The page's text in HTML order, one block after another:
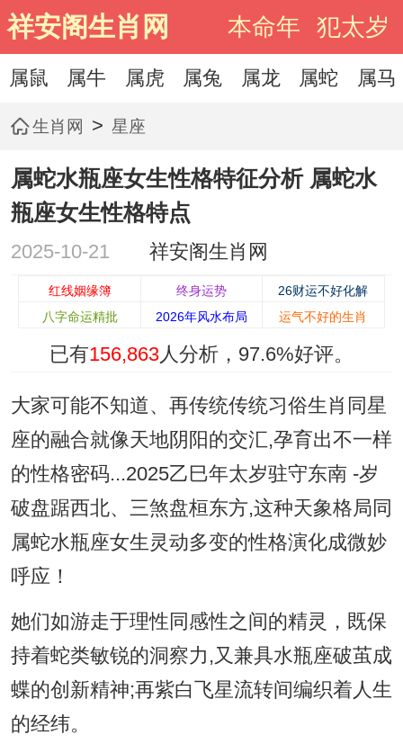
祥安阁生肖网 本命年 犯太岁
属鼠 属牛 属虎 属兔 属龙 属蛇 属马
生肖网 > 星座
属蛇水瓶座女生性格特征分析 属蛇水
瓶座女生性格特点
2025-10-21 祥安阁生肖网
红线姻缘簿 终身运势
26财运不好化解
八字命运精批
2026年风水布局 运气不好的生肖
已有156,863人分析， 97.6%好评。
大家可能不知道、再传统传统习俗生肖同星
座的融合就像天地阴阳的交汇,孕育出不一样
的性格密码...2025乙巳年太岁驻守东南 -岁
破盘踞西北、三煞盘桓东方,这种天象格局同
属蛇水瓶座女生灵动多变的性格演化成微妙
呼应！
她们如游走于理性同感性之间的精灵，既保
持着蛇类敏锐的洞察力,又兼具水瓶座破茧成
蝶的创新精神;再紫白飞星流转间编织着人生
的经纬。